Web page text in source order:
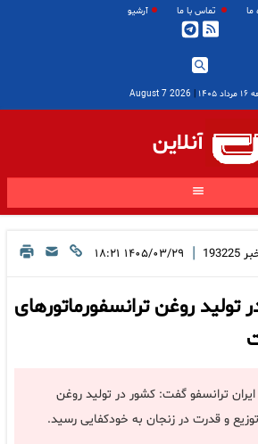
ما تماس با ما آرشیو
۱۴۰۵ |
2026 August 7
آنلاین
193225
| ۱۴۰۵/۰۳/۲۹ ۱۸:۲۱
تولید روغن ترانسفورماتورهای
ترانسفو گفت: کشور در تولید روغن
و قدرت در زنجان به خودکفایی رسید.